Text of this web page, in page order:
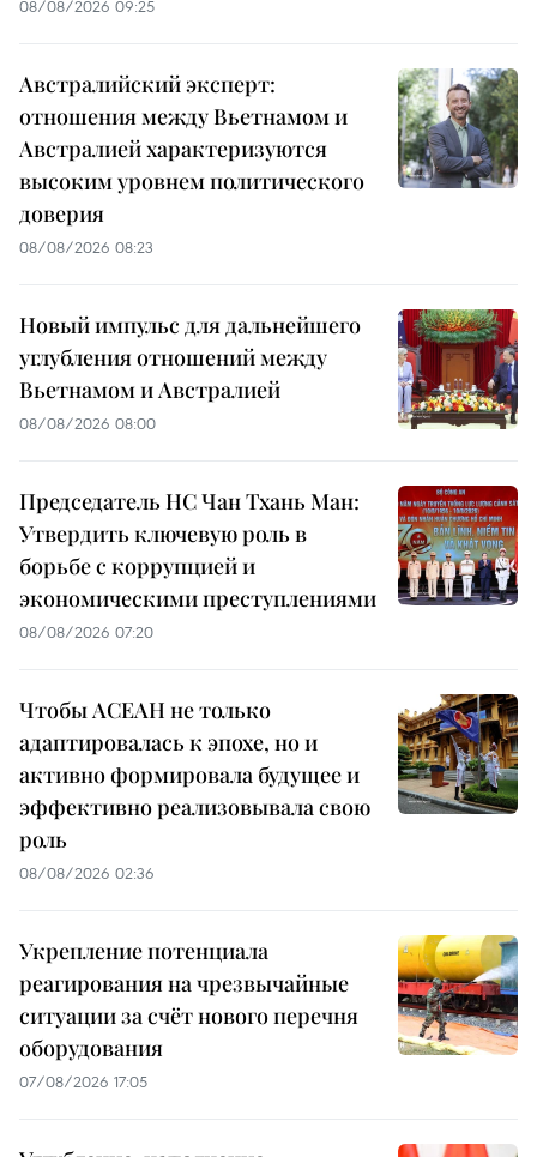
08/08/2026 09:25
Австралийский эксперт:
отношения между Вьетнамом и
Австралией характеризуются
высоким уровнем политического
доверия
08/08/2026 08:23
Новый импульс для дальнейшего
углубления отношений между
Вьетнамом и Австралией
08/08/2026 08:00
Председатель НС Чан Тхань Ман:
Утвердить ключевую роль в
борьбе с коррупцией и
экономическими преступлениями
08/08/2026 07:20
Чтобы АСЕАН не только
адаптировалась к эпохе, но и
активно формировала будущее и
эффективно реализовывала свою
роль
08/08/2026 02:36
Укрепление потенциала
реагирования на чрезвычайные
ситуации за счёт нового перечня
оборудования
07/08/2026 17:05